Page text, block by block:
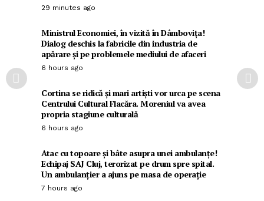
29 minutes ago
Ministrul Economiei, în vizită în Dâmbovița!
Dialog deschis la fabricile din industria de
apărare și pe problemele mediului de afaceri
6 hours ago
Cortina se ridică și mari artiști vor urca pe scena
Centrului Cultural Flacăra. Moreniul va avea
propria stagiune culturală
6 hours ago
Atac cu topoare și bâte asupra unei ambulanțe!
Echipaj SAJ Cluj, terorizat pe drum spre spital.
Un ambulanțier a ajuns pe masa de operație
7 hours ago